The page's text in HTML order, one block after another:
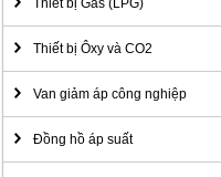
Thiết bị Gas (LPG)
Thiết bị Ôxy và CO2
Van giảm áp công nghiệp
Đồng hồ áp suất